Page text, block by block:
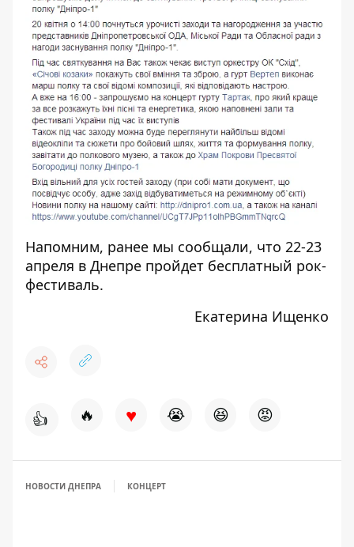
Напомним, ранее мы сообщали, что 22-23
апреля в Днепре пройдет бесплатный рок-
фестиваль.
Екатерина Ищенко
👍 🔥 ♥ 😭 😆 😡
НОВОСТИ ДНЕПРА КОНЦЕРТ